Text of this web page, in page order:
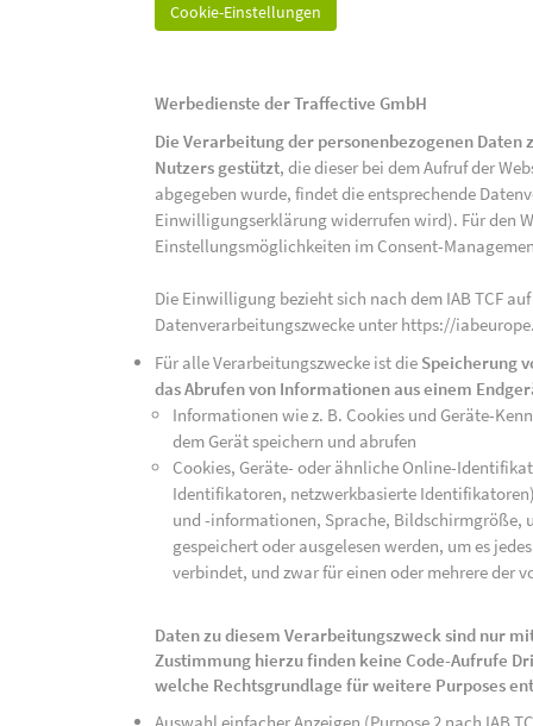
Cookie-Einstellungen
Werbedienste der Traffective GmbH
Die Verarbeitung der personenbezogenen
Nutzers gestützt, die dieser bei dem Aufruf der
abgegeben wurde, findet die entsprechende
Einwilligungserklärung widerrufen wird). Für den
Einstellungsmöglichkeiten im Consent-
Die Einwilligung bezieht sich nach dem IAB TCF
Datenverarbeitungszwecke unter https://
Für alle Verarbeitungszwecke ist die Speicherung
das Abrufen von Informationen aus einem
Informationen wie z. B. Cookies und Geräte-
dem Gerät speichern und abrufen
Cookies, Geräte- oder ähnliche Online-
Identifikatoren, netzwerkbasierte
und -informationen, Sprache, Bildschirmgröße,
gespeichert oder ausgelesen werden, um es
verbindet, und zwar für einen oder mehrere der
Daten zu diesem Verarbeitungszweck sind nur
Zustimmung hierzu finden keine Code-Aufrufe
welche Rechtsgrundlage für weitere Purposes